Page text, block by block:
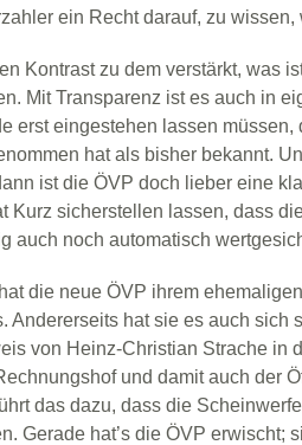
ein Recht darauf, zu wissen,
Kontrast zu dem verstärkt, was
Mit Transparenz ist es auch in
erst eingestehen lassen müssen,
hat als bisher bekannt.
ist die ÖVP doch lieber eine
Kurz sicherstellen lassen, dass
auch noch automatisch
die neue ÖVP ihrem ehemaligen
Andererseits hat sie es auch sich
von Heinz-Christian Strache in
und damit auch der
das dazu, dass die
Gerade hat’s die ÖVP erwischt;